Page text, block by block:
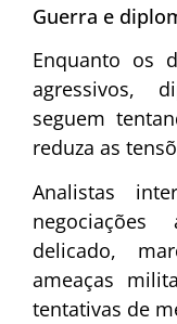
Guerra e
Enquanto os
agressivos,
seguem
reduza as
Analistas
delicado,
ameaças
tentativas de